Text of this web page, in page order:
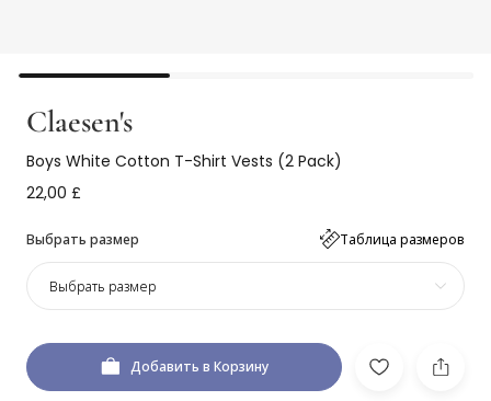
Claesen's
Boys White Cotton T-Shirt Vests (2 Pack)
22,00 £
Выбрать размер Таблица размеров
Выбрать размер
Добавить в Корзину